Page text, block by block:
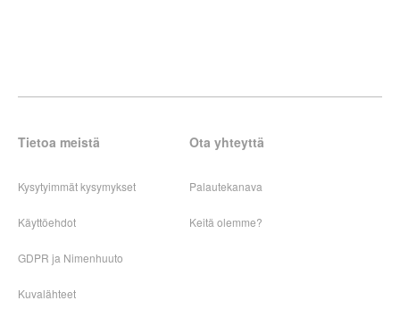
Tietoa meistä
Kysytyimmät kysymykset
Käyttöehdot
GDPR ja Nimenhuuto
Kuvalähteet
Ota yhteyttä
Palautekanava
Keitä olemme?